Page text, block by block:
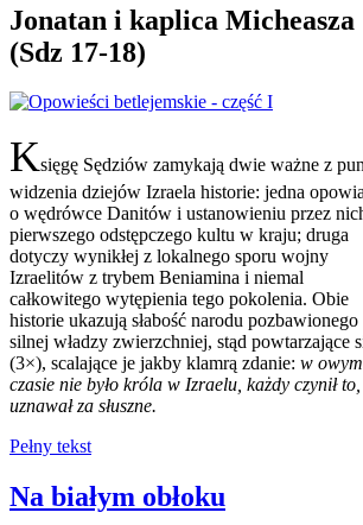
Jonatan i kaplica Micheasza
(Sdz 17-18)
Księgę Sędziów zamykają dwie ważne z
widzenia dziejów Izraela historie: jedna
o wędrówce Danitów i ustanowieniu przez
pierwszego odstępczego kultu w kraju; druga
dotyczy wynikłej z lokalnego sporu wojny
Izraelitów z trybem Beniamina i niemal
całkowitego wytępienia tego pokolenia. Obie
historie ukazują słabość narodu pozbawionego
silnej władzy zwierzchniej, stąd powtarzające
(3×), scalające je jakby klamrą zdanie: w owym
czasie nie było króla w Izraelu, każdy czynił
uznawał za słuszne.
Pełny tekst
Na białym obłoku